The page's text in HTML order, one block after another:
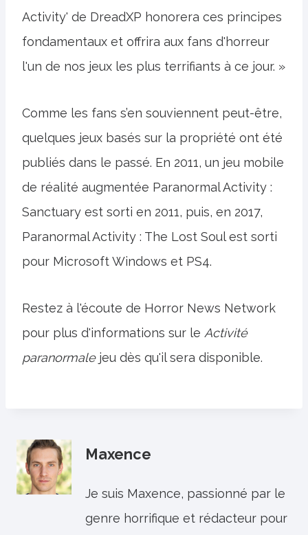
Activity' de DreadXP honorera ces principes
fondamentaux et offrira aux fans d'horreur
l'un de nos jeux les plus terrifiants à ce jour. »
Comme les fans s’en souviennent peut-être,
quelques jeux basés sur la propriété ont été
publiés dans le passé. En 2011, un jeu mobile
de réalité augmentée Paranormal Activity :
Sanctuary est sorti en 2011, puis, en 2017,
Paranormal Activity : The Lost Soul est sorti
pour Microsoft Windows et PS4.
Restez à l'écoute de Horror News Network
pour plus d'informations sur le Activité
paranormalejeu dès qu'il sera disponible.
Maxence
Je suis Maxence, passionné par le
genre horrifique et rédacteur pour